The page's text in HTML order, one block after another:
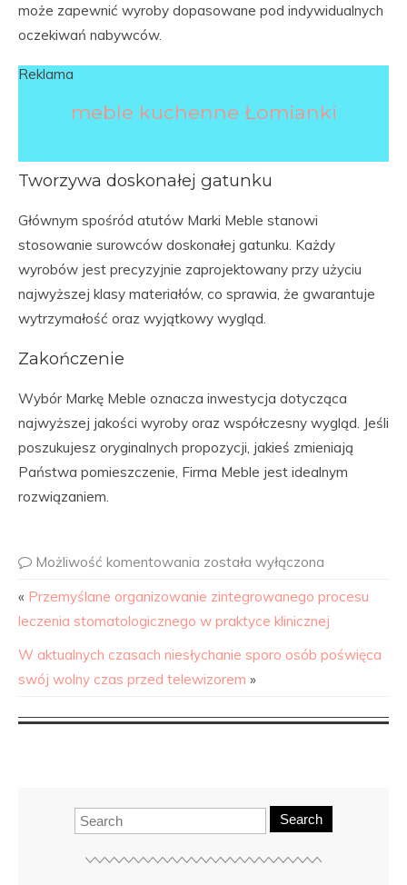
może zapewnić wyroby dopasowane pod indywidualnych
oczekiwań nabywców.
Reklama
meble kuchenne Łomianki
Tworzywa doskonałej gatunku
Głównym spośród atutów Marki Meble stanowi
stosowanie surowców doskonałej gatunku. Każdy
wyrobów jest precyzyjnie zaprojektowany przy użyciu
najwyższej klasy materiałów, co sprawia, że gwarantuje
wytrzymałość oraz wyjątkowy wygląd.
Zakończenie
Wybór Markę Meble oznacza inwestycja dotycząca
najwyższej jakości wyroby oraz współczesny wygląd. Jeśli
poszukujesz oryginalnych propozycji, jakieś zmieniają
Państwa pomieszczenie, Firma Meble jest idealnym
rozwiązaniem.
Możliwość komentowania została wyłączona
« Przemyślane organizowanie zintegrowanego procesu
leczenia stomatologicznego w praktyce klinicznej
W aktualnych czasach niesłychanie sporo osób poświęca
swój wolny czas przed telewizorem »
Search